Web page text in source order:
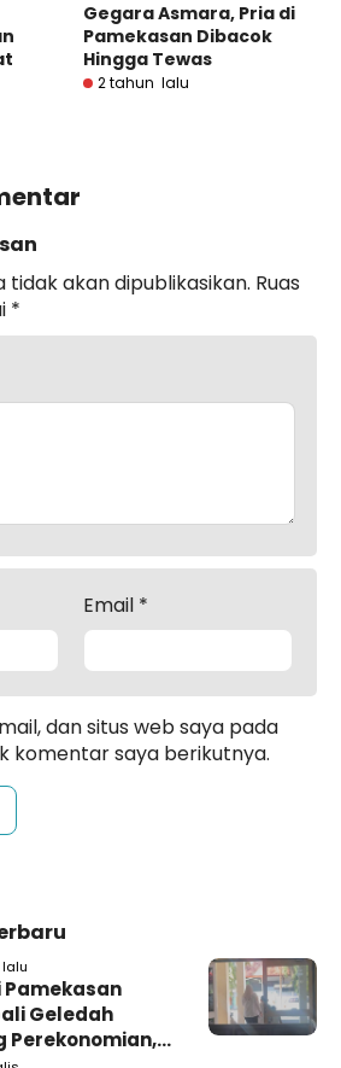
Gegara Asmara, Pria di
Pamekasan Dibacok
Hingga Tewas
2 tahun lalu
akan dipublikasikan. Ruas
*
Email *
dan situs web saya pada
komentar saya berikutnya.
Pamekasan
Geledah
Perekonomian,